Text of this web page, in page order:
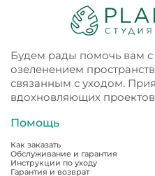
Будем рады помочь вам
озеленением
связанным с уходом.
вдохновляющих
Помощь
Как заказать
Обслуживание и гарантия
Инструкции по уходу
Гарантия и возврат